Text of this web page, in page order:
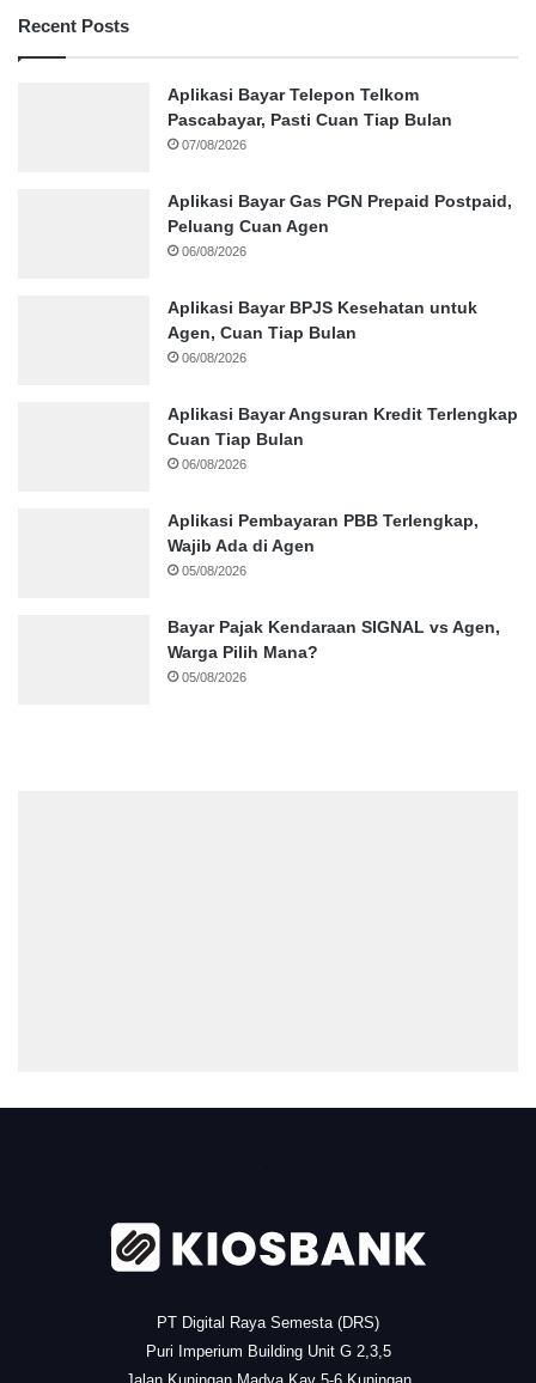
Recent Posts
Aplikasi Bayar Telepon Telkom
Pascabayar, Pasti Cuan Tiap Bulan
07/08/2026
Aplikasi Bayar Gas PGN Prepaid Postpaid,
Peluang Cuan Agen
06/08/2026
Aplikasi Bayar BPJS Kesehatan untuk
Agen, Cuan Tiap Bulan
06/08/2026
Aplikasi Bayar Angsuran Kredit Terlengkap
Cuan Tiap Bulan
06/08/2026
Aplikasi Pembayaran PBB Terlengkap,
Wajib Ada di Agen
05/08/2026
Bayar Pajak Kendaraan SIGNAL vs Agen,
Warga Pilih Mana?
05/08/2026
.
PT Digital Raya Semesta (DRS)
Puri Imperium Building Unit G 2,3,5